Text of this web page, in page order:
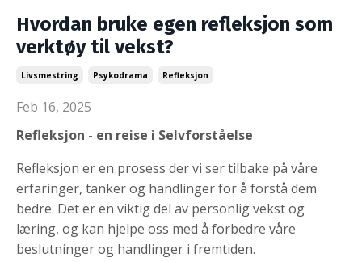
Hvordan bruke egen refleksjon som
verktøy til vekst?
Livsmestring Psykodrama Refleksjon
Feb 16, 2025
Refleksjon - en reise i Selvforståelse
Refleksjon er en prosess der vi ser tilbake på våre
erfaringer, tanker og handlinger for å forstå dem
bedre. Det er en viktig del av personlig vekst og
læring, og kan hjelpe oss med å forbedre våre
beslutninger og handlinger i fremtiden.